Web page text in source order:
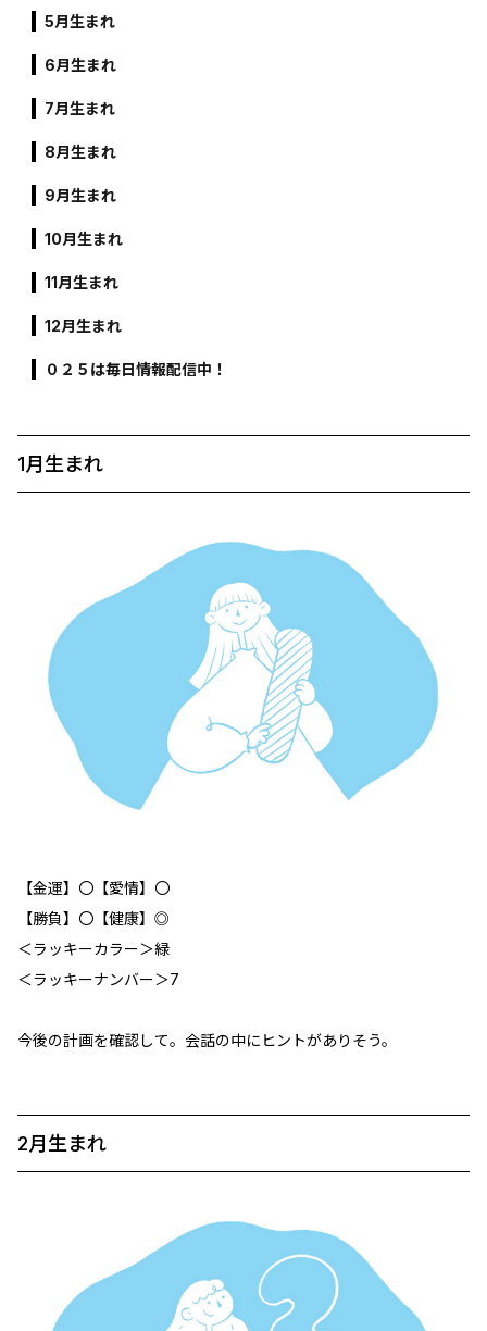
5月生まれ
6月生まれ
7月生まれ
8月生まれ
9月生まれ
10月生まれ
11月生まれ
12月生まれ
０２５は毎日情報配信中！
1月生まれ
【金運】〇【愛情】〇
【勝負】〇【健康】◎
＜ラッキーカラー＞緑
＜ラッキーナンバー＞7
今後の計画を確認して。会話の中にヒントがありそう。
2月生まれ